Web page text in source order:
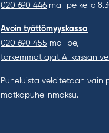
020 690 446 ma–pe kello
Avoin työttömyyskassa
020 690 455 ma–pe,
tarkemmat ajat A-kassan
Puheluista veloitetaan vain
matkapuhelinmaksu.